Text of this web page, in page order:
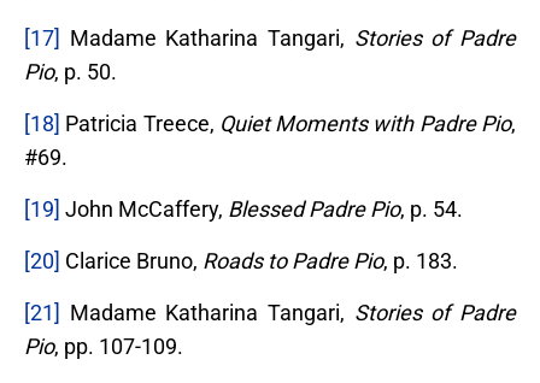
[17] Madame Katharina Tangari, Stories of Padre
Pio, p. 50.
[18] Patricia Treece, Quiet Moments with Padre Pio,
#69.
[19] John McCaffery, Blessed Padre Pio, p. 54.
[20] Clarice Bruno, Roads to Padre Pio, p. 183.
[21] Madame Katharina Tangari, Stories of Padre
Pio, pp. 107-109.